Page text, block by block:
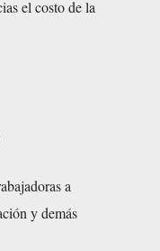
el costo de la
a
y demás